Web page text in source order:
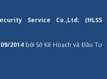
Service Co.,Ltd; (HLSS
2014bởi Sở Kế Hoạch và Đầu Tư